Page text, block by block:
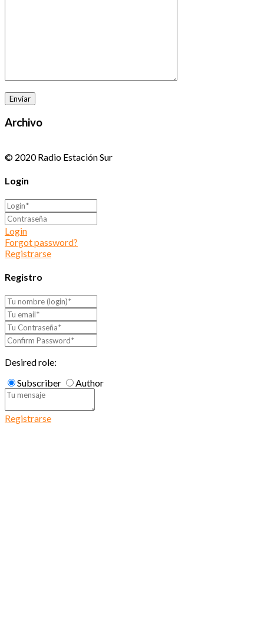
Archivo
© 2020 Radio Estación Sur
Login
Login
Forgot password?
Registrarse
Registro
Desired role:
Subscriber
Author
Registrarse